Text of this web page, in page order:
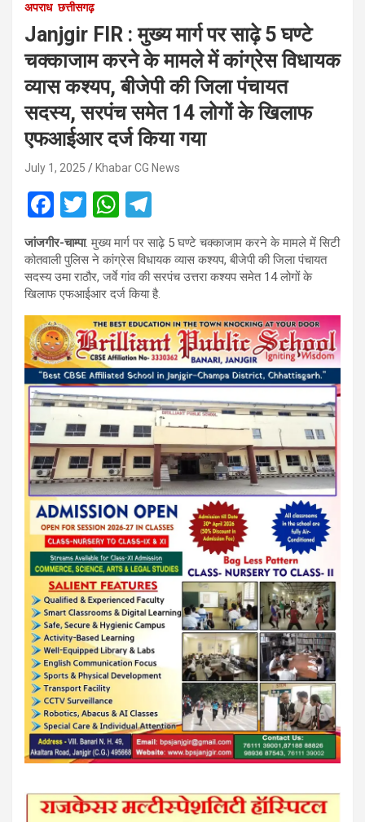
अपराध छत्तीसगढ़
Janjgir FIR : मुख्य मार्ग पर साढ़े 5 घण्टे
चक्काजाम करने के मामले में कांग्रेस विधायक
व्यास कश्यप, बीजेपी की जिला पंचायत
सदस्य, सरपंच समेत 14 लोगों के खिलाफ
एफआईआर दर्ज किया गया
July 1, 2025 Khabar CG News
F
a
ce
b
o
o
k
T
wi
tt
er
W
h
at
s
A
p
p
el
e
gr
a
m
जांजगीर-चाम्पा. मुख्य मार्ग पर साढ़े 5 घण्टे चक्काजाम करने के मामले में सिटी
कोतवाली पुलिस ने कांग्रेस विधायक व्यास कश्यप, बीजेपी की जिला पंचायत
सदस्य उमा राठौर, जर्वे गांव की सरपंच उत्तरा कश्यप समेत 14 लोगों के
खिलाफ एफआईआर दर्ज किया है.